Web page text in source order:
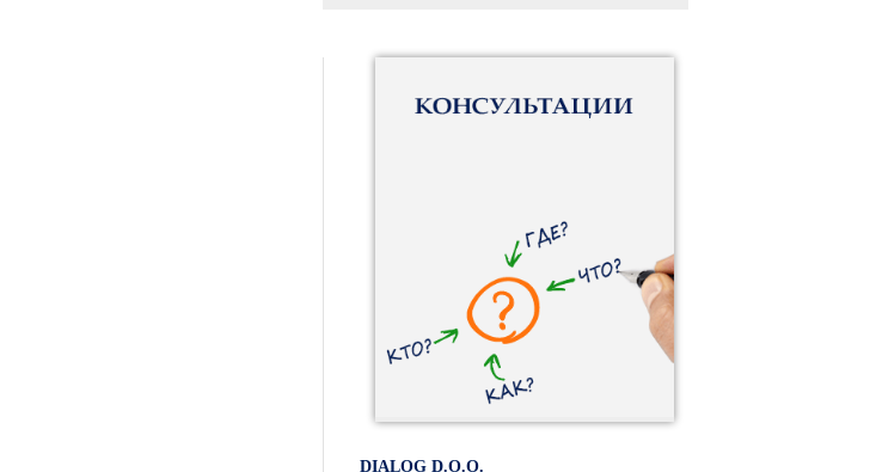
DIALOG D.O.O.